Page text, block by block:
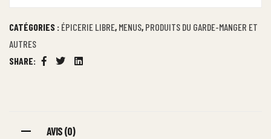
CATÉGORIES : ÉPICERIE LIBRE, MENUS, PRODUITS DU GARDE-MANGER ET
AUTRES
SHARE:
Facebook
TwitterLinkedin
AVIS (0)